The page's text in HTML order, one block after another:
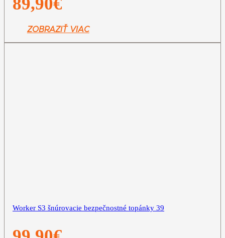
89,90€
ZOBRAZIŤ VIAC
Worker S3 šnúrovacie bezpečnostné topánky 39